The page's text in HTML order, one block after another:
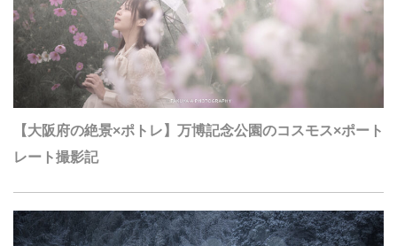
【大阪府の絶景×ポトレ】万博記念公園のコスモス×ポート
レート撮影記